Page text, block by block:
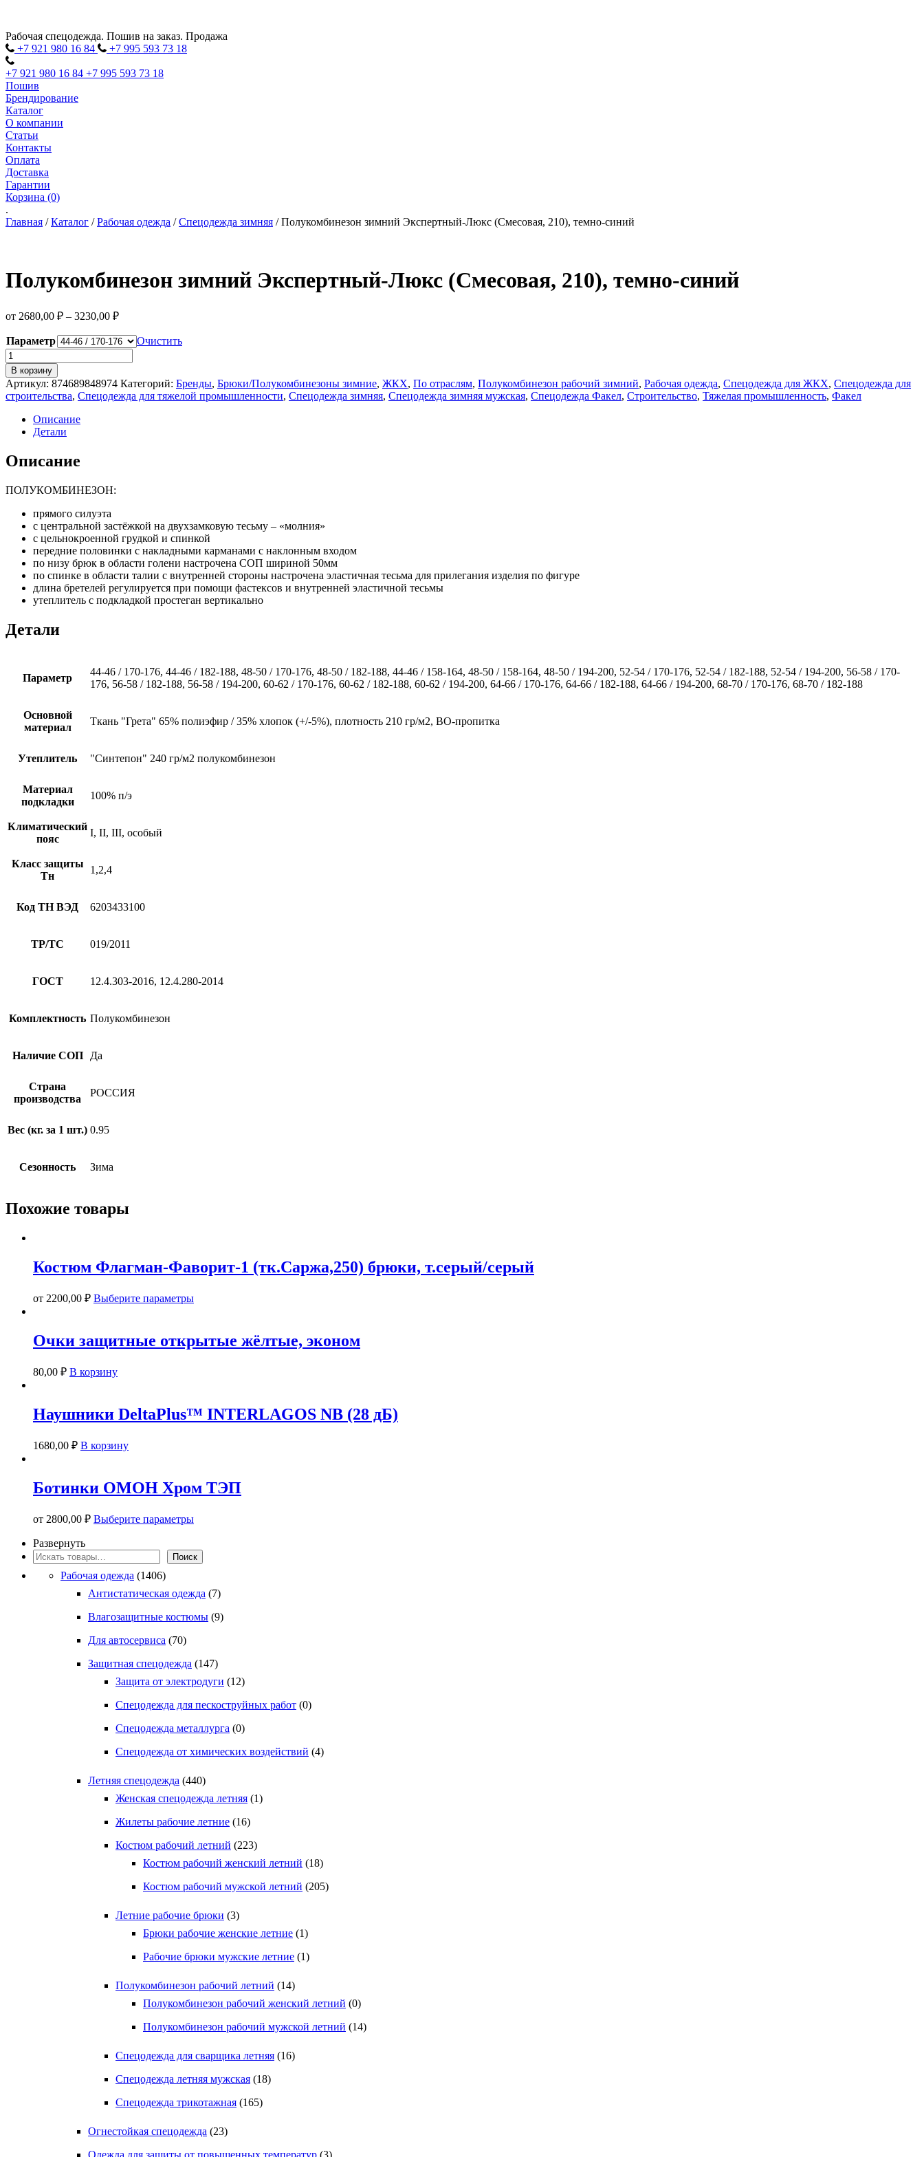
Рабочая спецодежда. Пошив на заказ. Продажа
+7 921 980 16 84 +7 995 593 73 18
+7 921 980 16 84 +7 995 593 73 18
Пошив
Брендирование
Каталог
О компании
Статьи
Контакты
Оплата
Доставка
Гарантии
Корзина (0)
.
Главная /Каталог /Рабочая одежда /Спецодежда зимняя /Полукомбинезон зимний Экспертный-Люкс (Смесовая, 210), темно-синий
Полукомбинезон зимний Экспертный-Люкс (Смесовая, 210), темно-синий
от 2680,00 ₽ – 3230,00 ₽
Параметр
Очистить
Количество
товара
Полукомбинезон
зимний
Экспертный-
Люкс
(Смесовая,
темно-
синий
В корзину
Артикул: 874689848974 Категорий: Бренды, Брюки/Полукомбинезоны зимние, ЖКХ, По отраслям, Полукомбинезон рабочий зимний, Рабочая одежда, Спецодежда для ЖКХ, Спецодежда для
строительства, Спецодежда для тяжелой промышленности, Спецодежда зимняя, Спецодежда зимняя мужская, Спецодежда Факел, Строительство, Тяжелая промышленность, Факел
Описание
Детали
Описание
ПОЛУКОМБИНЕЗОН:
прямого силуэта
с центральной застёжкой на двухзамковую тесьму – «молния»
с цельнокроенной грудкой и спинкой
передние половинки с накладными карманами с наклонным входом
по низу брюк в области голени настрочена СОП шириной 50мм
по спинке в области талии с внутренней стороны настрочена эластичная тесьма для прилегания изделия по фигуре
длина бретелей регулируется при помощи фастексов и внутренней эластичной тесьмы
утеплитель с подкладкой простеган вертикально
Детали
Параметр
44-46 / 170-176, 44-46 / 182-188, 48-50 / 170-176, 48-50 / 182-188, 44-46 / 158-164, 48-50 / 158-164, 48-50 / 194-200, 52-54 / 170-176, 52-54 / 182-188, 52-54 / 194-200, 56-58 / 170-
176, 56-58 / 182-188, 56-58 / 194-200, 60-62 / 170-176, 60-62 / 182-188, 60-62 / 194-200, 64-66 / 170-176, 64-66 / 182-188, 64-66 / 194-200, 68-70 / 170-176, 68-70 / 182-188
Основной
материал
Ткань "Грета" 65% полиэфир / 35% хлопок (+/-5%), плотность 210 гр/м2, ВО-пропитка
Утеплитель "Синтепон" 240 гр/м2 полукомбинезон
Материал
подкладки
100% п/э
Климатический
пояс
I, II, III, особый
Класс защиты
Тн
1,2,4
Код ТН ВЭД 6203433100
ТР/ТС 019/2011
ГОСТ 12.4.303-2016, 12.4.280-2014
Комплектность Полукомбинезон
Наличие СОП Да
Страна
производства
РОССИЯ
Вес (кг. за 1 шт.) 0.95
Сезонность Зима
Похожие товары
Костюм Флагман-Фаворит-1 (тк.Саржа,250) брюки, т.серый/серый
от 2200,00 ₽ Выберите параметрыЭтот
вариаций.
странице
товара.
Очки защитные открытые жёлтые, эконом
80,00 ₽ В корзину
Наушники DeltaPlus™ INTERLAGOS NB (28 дБ)
1680,00 ₽ В корзину
Ботинки ОМОН Хром ТЭП
от 2800,00 ₽ Выберите параметрыЭтот
несколько
вариаций.
можно
выбрать
на
Развернуть
Поиск
Поиск
Рабочая одежда (1406)
Антистатическая одежда (7)
Влагозащитные костюмы (9)
Для автосервиса (70)
Защитная спецодежда (147)
Защита от электродуги (12)
Спецодежда для пескоструйных работ (0)
Спецодежда металлурга (0)
Спецодежда от химических воздействий (4)
Летняя спецодежда (440)
Женская спецодежда летняя (1)
Жилеты рабочие летние (16)
Костюм рабочий летний (223)
Костюм рабочий женский летний (18)
Костюм рабочий мужской летний (205)
Летние рабочие брюки (3)
Брюки рабочие женские летние (1)
Рабочие брюки мужские летние (1)
Полукомбинезон рабочий летний (14)
Полукомбинезон рабочий женский летний (0)
Полукомбинезон рабочий мужской летний (14)
Спецодежда для сварщика летняя (16)
Спецодежда летняя мужская (18)
Спецодежда трикотажная (165)
Огнестойкая спецодежда (23)
Одежда для защиты от повышенных температур (3)